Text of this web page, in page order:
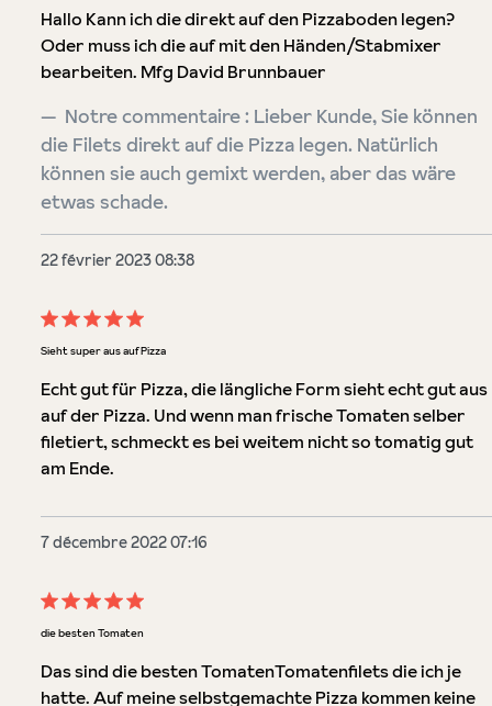
Hallo Kann ich die direkt auf den Pizzaboden legen?
Oder muss ich die auf mit den Händen/Stabmixer
bearbeiten. Mfg David Brunnbauer
Notre commentaire : Lieber Kunde, Sie können
die Filets direkt auf die Pizza legen. Natürlich
können sie auch gemixt werden, aber das wäre
etwas schade.
22 février 2023 08:38
Évaluation avec une note de 5 sur 5 étoiles
Sieht super aus auf Pizza
Echt gut für Pizza, die längliche Form sieht echt gut aus
auf der Pizza. Und wenn man frische Tomaten selber
filetiert, schmeckt es bei weitem nicht so tomatig gut
am Ende.
7 décembre 2022 07:16
Évaluation avec une note de 5 sur 5 étoiles
die besten Tomaten
Das sind die besten TomatenTomatenfilets die ich je
hatte. Auf meine selbstgemachte Pizza kommen keine